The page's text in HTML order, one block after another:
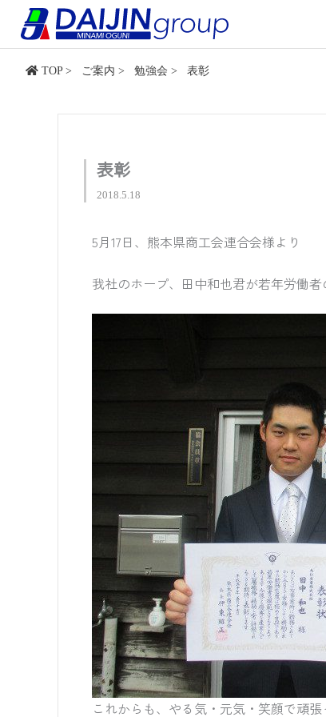
を
TOP> ご案内 > 勉強会 > 表彰
表彰
2018.5.18
5月17日、熊本県商工会連合会様より
我社のホープ、田中和也君が若年労働
これからも、やる気・元気・笑顔で頑張